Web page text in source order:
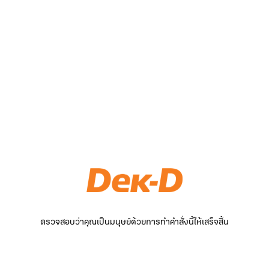
ตรวจสอบว่าคุณเป็นมนุษย์ด้วยการทำคำสั่งนี้ให้เสร็จสิ้น